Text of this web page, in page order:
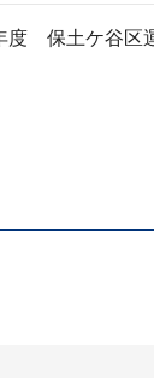
度 保土ケ谷区